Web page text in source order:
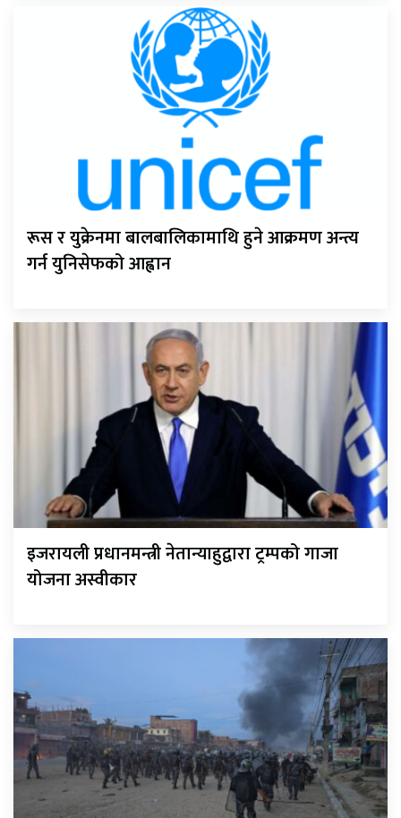
रूस र युक्रेनमा बालबालिकामाथि हुने आक्रमण अन्त्य
गर्न युनिसेफको आह्वान
इजरायली प्रधानमन्त्री नेतान्याहुद्वारा ट्रम्पको गाजा
योजना अस्वीकार